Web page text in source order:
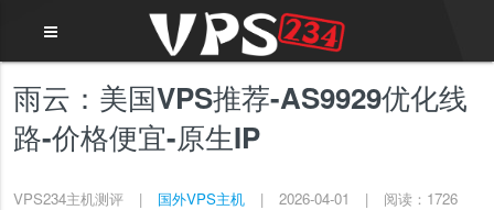
雨云：美国VPS推荐-AS9929优化线
路-价格便宜-原生IP
VPS234主机测评 | 国外VPS主机 | 2026-04-01 | 阅读：1726